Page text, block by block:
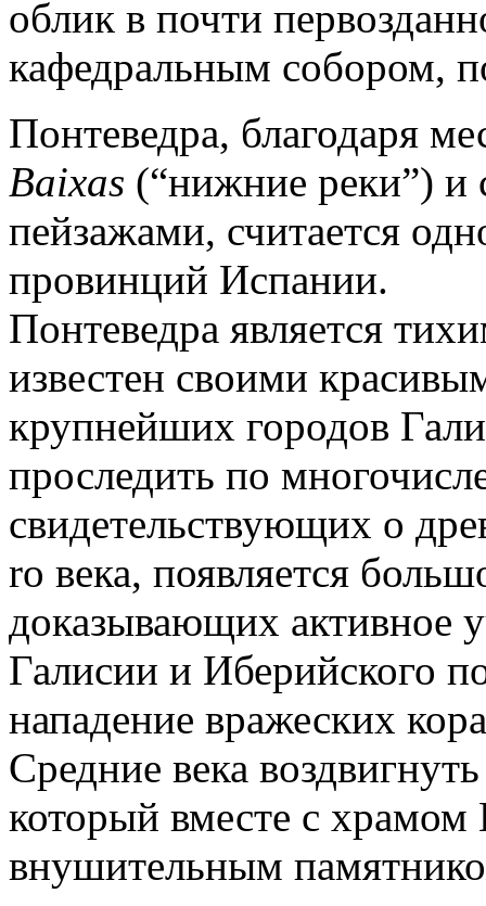
облик в почти
кафедральным собором,
Понтеведра, благодаря
Baixas (“нижние реки”) и
пейзажами, считается
провинций Испании.
Понтеведра является
известен своими
крупнейших городов
проследить по
свидетельствующих о
ro века, появляется
доказывающих активное
Галисии и Иберийского
нападение вражеских
Средние века
который вместе с
внушительным